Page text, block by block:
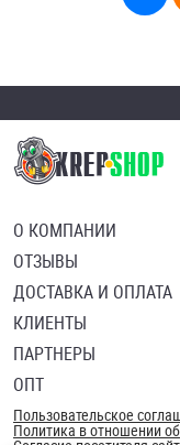
О КОМПАНИИ
ОТЗЫВЫ
ДОСТАВКА И ОПЛАТА
КЛИЕНТЫ
ПАРТНЕРЫ
ОПТ
Пользовательское
Политика в отношении